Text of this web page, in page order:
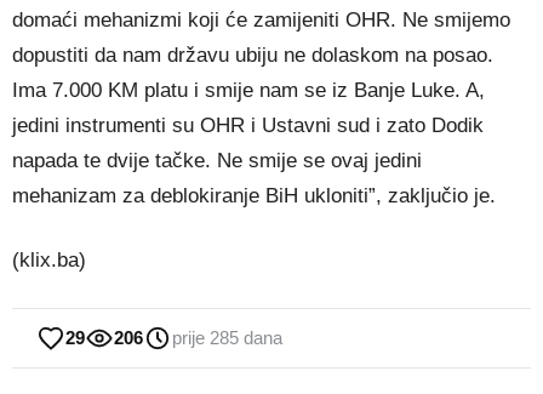
domaći mehanizmi koji će zamijeniti OHR. Ne smijemo
dopustiti da nam državu ubiju ne dolaskom na posao.
Ima 7.000 KM platu i smije nam se iz Banje Luke. A,
jedini instrumenti su OHR i Ustavni sud i zato Dodik
napada te dvije tačke. Ne smije se ovaj jedini
mehanizam za deblokiranje BiH ukloniti”, zaključio je.
(klix.ba)
29 206 prije 285 dana